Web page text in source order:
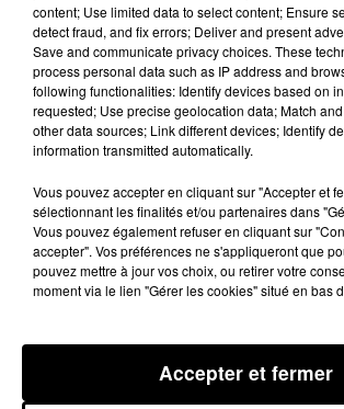
Lecture (2 min 22 sec)
100%
100% Radio les infos du Comminges
23 janvier 2025 - 2 min 22 sec
LES INFOS DU COMMINGES DU
14H00
Podcast infos du Comminges
content; Use limited data to select content; Ensure
detect fraud, and fix errors; Deliver and present
Save and communicate privacy choices. These
process personal data such as IP address and
following functionalities: Identify devices based on
requested; Use precise geolocation data; Match
other data sources; Link different devices; Identify
information transmitted automatically.
Vous pouvez accepter en cliquant sur "Accepter et
sélectionnant les finalités et/ou partenaires dans
Vous pouvez également refuser en cliquant sur
accepter". Vos préférences ne s'appliqueront que
pouvez mettre à jour vos choix, ou retirer votre
moment via le lien "Gérer les cookies" situé en bas
Accepter et fermer